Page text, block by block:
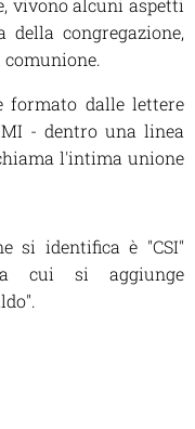
vivono alcuni aspetti
congregazione,
formato dalle lettere
- dentro una linea
l'intima unione
si identifica è "CSI"
cui si aggiunge